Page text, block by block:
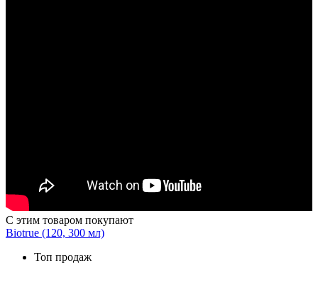
С этим товаром покупают
Biotrue (120, 300 мл)
Топ продаж